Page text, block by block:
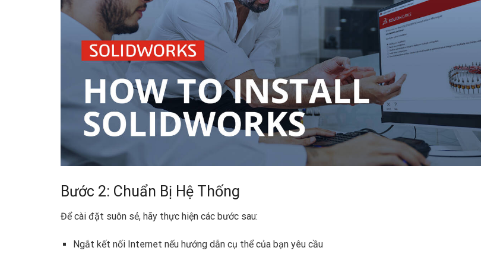
Bước 2: Chuẩn Bị Hệ Thống
Để cài đặt suôn sẻ, hãy thực hiện các bước sau:
Ngắt kết nối Internet nếu hướng dẫn cụ thể của bạn yêu cầu